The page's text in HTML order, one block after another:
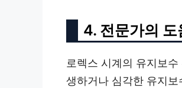
4. 전문가의 도
로렉스 시계의 유지보
생하거나 심각한 유지